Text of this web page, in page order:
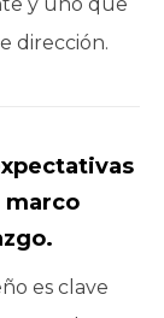
dirección.
marco
es clave